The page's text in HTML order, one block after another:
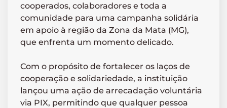
cooperados, colaboradores e toda a
comunidade para uma campanha solidária
em apoio à região da Zona da Mata (MG),
que enfrenta um momento delicado.
Com o propósito de fortalecer os laços de
cooperação e solidariedade, a instituição
lançou uma ação de arrecadação voluntária
via PIX, permitindo que qualquer pessoa